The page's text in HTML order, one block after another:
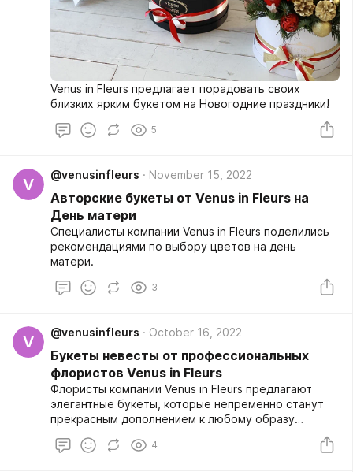
Venus in Fleurs предлагает порадовать своих
близких ярким букетом на Новогодние праздники!
5
V
@venusinfleurs November 15, 2022
Авторские букеты от Venus in Fleurs на
День матери
Специалисты компании Venus in Fleurs поделились
рекомендациями по выбору цветов на день
матери.
3
V
@venusinfleurs October 16, 2022
Букеты невесты от профессиональных
флористов Venus in Fleurs
Флористы компании Venus in Fleurs предлагают
элегантные букеты, которые непременно станут
прекрасным дополнением к любому образу
невесты в торжественный день бракосочетания.
4